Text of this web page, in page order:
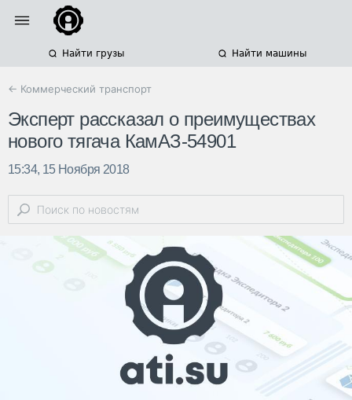
Найти грузы Найти машины
← Коммерческий транспорт
Эксперт рассказал о преимуществах
нового тягача КамАЗ-54901
15:34, 15 Ноября 2018